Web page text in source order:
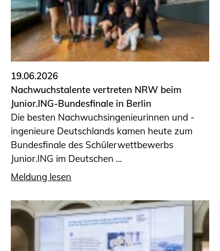
19.06.2026
Nachwuchstalente vertreten NRW beim
Junior.ING-Bundesfinale in Berlin
Die besten Nachwuchsingenieurinnen und -
ingenieure Deutschlands kamen heute zum
Bundesfinale des Schülerwettbewerbs
Junior.ING im Deutschen ...
Meldung lesen